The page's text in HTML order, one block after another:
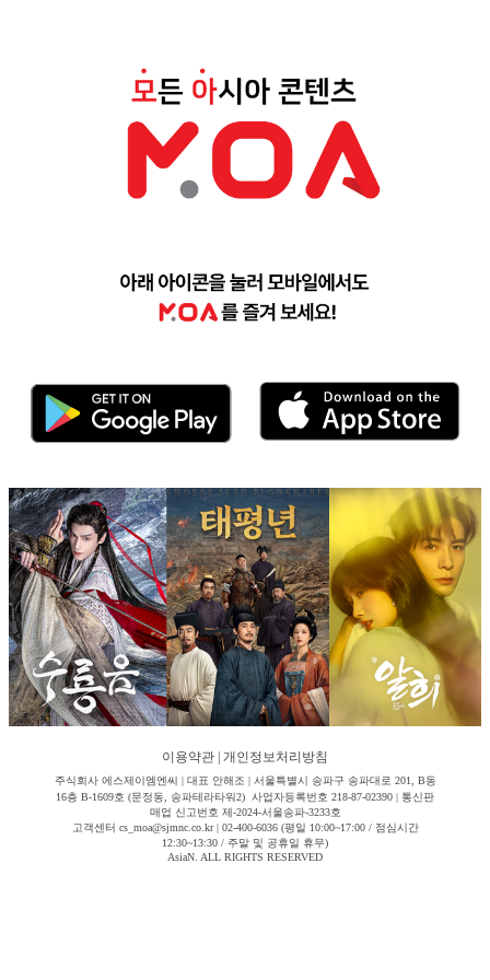
이용약관 개인정보처리방침
주식회사 에스제이엠엔씨 | 대표 안해조 | 서울특별시 송파구 송파대로 201, B동
16층 B-1609호 (문정동, 송파테라타워2) 사업자등록번호 218-87-02390 | 통신판
매업 신고번호 제-2024-서울송파-3233호
고객센터 cs_moa@sjmnc.co.kr | 02-400-6036 (평일 10:00~17:00 / 점심시간
12:30~13:30 / 주말 및 공휴일 휴무)
AsiaN. ALL RIGHTS RESERVED